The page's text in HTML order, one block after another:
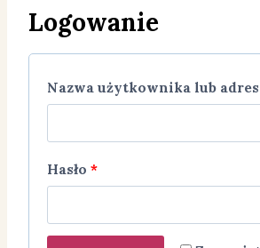
Logowanie
Nazwa użytkownika lub
Hasło *W
m